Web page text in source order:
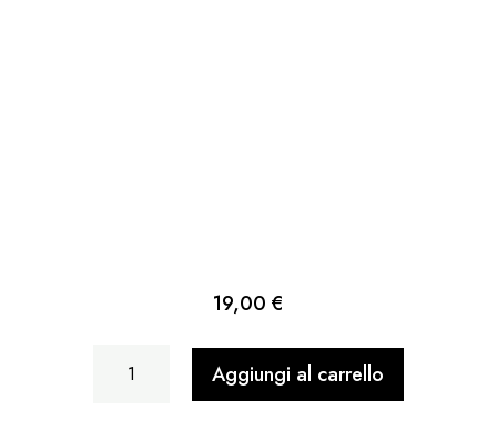
19,00€
Bue
Aggiungi al carrello